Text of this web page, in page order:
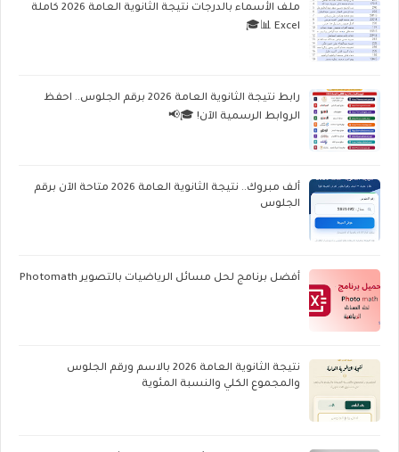
ملف الأسماء بالدرجات نتيجة الثانوية العامة 2026 كاملة
Excel 📊🎓
رابط نتيجة الثانوية العامة 2026 برقم الجلوس.. احفظ
الروابط الرسمية الآن! 🎓📢
ألف مبروك.. نتيجة الثانوية العامة 2026 متاحة الآن برقم
الجلوس
أفضل برنامج لحل مسائل الرياضيات بالتصوير Photomath
نتيجة الثانوية العامة 2026 بالاسم ورقم الجلوس
والمجموع الكلي والنسبة المئوية